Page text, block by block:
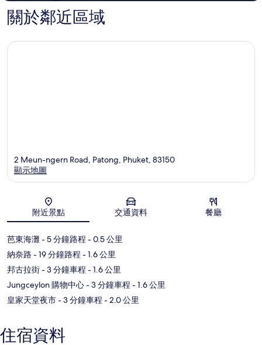
關於鄰近區域
地圖
2 Meun-ngern Road, Patong, Phuket, 83150
顯示地圖
附近景點 交通資料 餐廳
芭東海灘- 5 分鐘路程 - 0.5 公里
納奈路 - 19 分鐘路程 - 1.6 公里
邦古拉街- 3 分鐘車程 - 1.6 公里
Jungceylon 購物中心- 3 分鐘車程 - 1.6 公里
皇家天堂夜市- 3 分鐘車程 - 2.0 公里
住宿資料